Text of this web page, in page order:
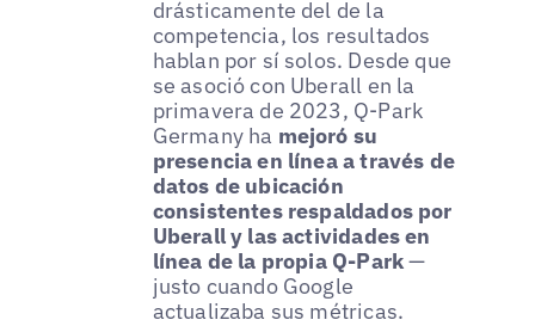
drásticamente del de la
competencia, los resultados
hablan por sí solos. Desde que
se asoció con Uberall en la
primavera de 2023, Q-Park
Germany ha mejoró su
presencia en línea a través de
datos de ubicación
consistentes respaldados por
Uberall y las actividades en
línea de la propia Q-Park—
justo cuando Google
actualizaba sus métricas.